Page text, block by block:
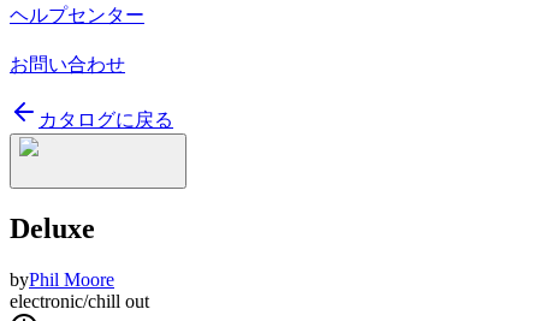
ヘルプセンター
お問い合わせ
カタログに戻る
Deluxe
byPhil Moore
electronic/chill out